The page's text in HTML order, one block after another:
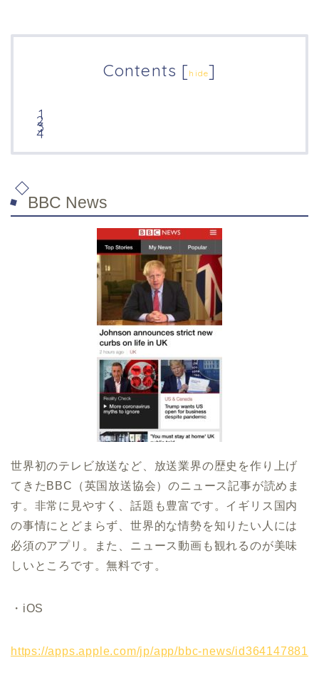
Contents [hide]
BBC News
世界初のテレビ放送など、放送業界の歴史を作り上げ
てきた BBC
（英国放送協会）のニュース記事が読めま
す。非常に見やすく、話題も豊富です。イギリス国内
の事情にとどまらず、世界的な情勢を知りたい人には
必須のアプリ。また、ニュース動画も観れるのが美味
しいところです。無料です。
・ iOS
https://apps.apple.com/jp/app/bbc-news/id364147881